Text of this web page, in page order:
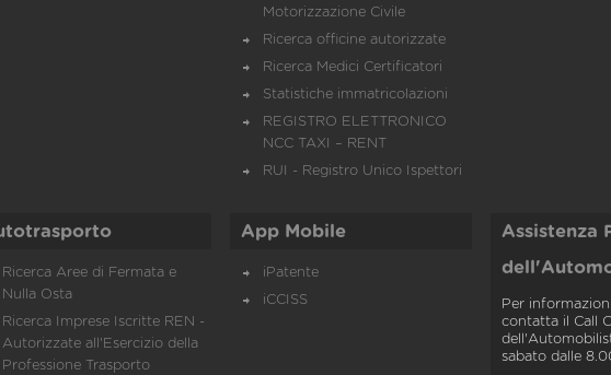
Motorizzazione Civile
Ricerca officine autorizzate
Ricerca Medici Certificatori
Statistiche immatricolazioni
REGISTRO ELETTRONICO
NCC TAXI – RENT
RUI - Registro Unico Ispettori
Ricerca Aree di Fermata e
Nulla Osta
Ricerca Imprese Iscritte REN -
Autorizzate all'Esercizio della
Professione Trasporto
App Mobile
iPatente
iCCISS
Assistenza
Per
contatta il Call
sabato dalle